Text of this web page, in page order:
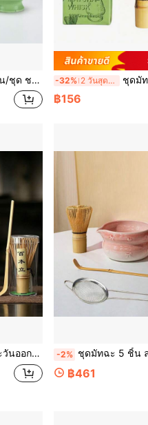
แท่นตั้ง กลับสู่โรงเรียน -32% 2 วันสุดท้าย ชุดมัทฉะ 3 ชิ้น ที่ตีชาชามัทฉะ พู่กันไผ่ ช้
฿156
งร่อนผง, อุปกรณ์ครบชุดสำหรับพิธีชงชา -2% ชุดมัทฉะ 5 ชิ้น ลายหัวใจโบว์ ชุดมัทฉะสำหรับผู้เริ่มต้น ประกอบด้วย ถ้วยมัทฉะเซรามิก แปรงตีมัทฉะ ตะแกรงร่อนมัทฉะ ช้อนตักมั
฿461